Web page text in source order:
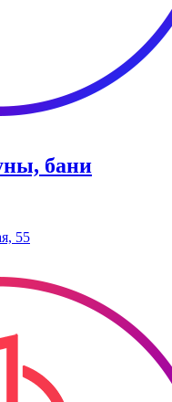
бани
55